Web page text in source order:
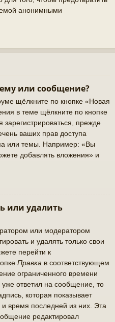
анонимными
или сообщение?
щёлкните по кнопке «Новая
в теме щёлкните по кнопке
прежде
ваших прав доступа
или темы. Например: «Вы
добавлять вложения» и
или удалить
или модератором
и удалять только свои
перейти к
Правка в соответствующем
ограниченного времени
уже ответил на сообщение, то
которая показывает
и время последней из них. Эта
редактировал